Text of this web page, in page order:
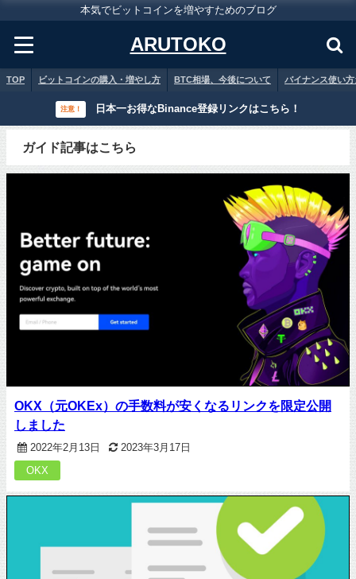
本気でビットコインを増やすためのブログ
ARUTOKO
TOP ビットコインの購入・増やし方 BTC相場、今後について バイナンス使い
注意！ 日本一お得なBinance登録リンクはこちら！
ガイド記事はこちら
OKX（元OKEx）の手数料が安くなるリンクを限定公開
しました
2022年2月13日
2023年3月17日
OKX